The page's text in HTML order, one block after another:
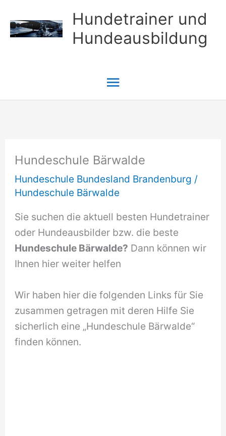
Inhalt
springen
Hundetrainer und
Hundeausbildung
Hauptmenü
Hundeschule Bärwalde
Hundeschule Bundesland Brandenburg /
Hundeschule Bärwalde
Sie suchen die aktuell besten Hundetrainer
oder Hundeausbilder bzw. die beste
Hundeschule Bärwalde? Dann können wir
Ihnen hier weiter helfen
Wir haben hier die folgenden Links für Sie
zusammen getragen mit deren Hilfe Sie
sicherlich eine „Hundeschule Bärwalde“
finden können.